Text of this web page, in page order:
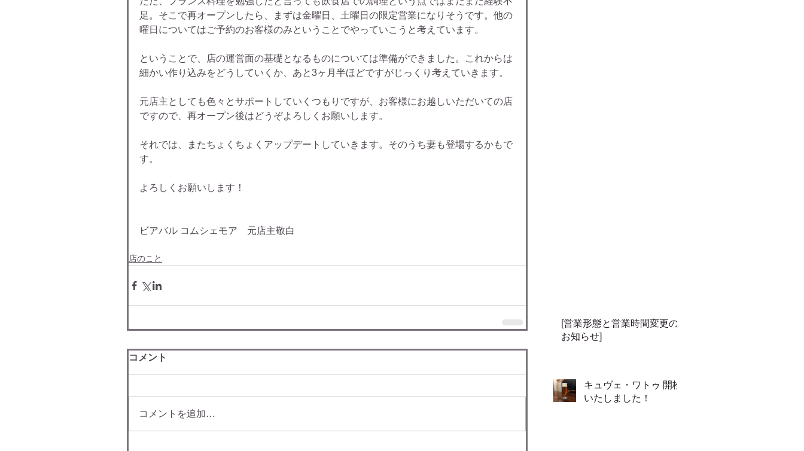
足。そこで再オープンしたら、まずは金曜日、土曜日の限定営業になりそうです。他の
曜日についてはご予約のお客様のみということでやっていこうと考えています。
ということで、店の運営面の基礎となるものについては準備ができました。これからは
細かい作り込みをどうしていくか、あと3ヶ月半ほどですがじっくり考えていきます。
元店主としても色々とサポートしていくつもりですが、お客様にお越しいただいての店
ですので、再オープン後はどうぞよろしくお願いします。
それでは、またちょくちょくアップデートしていきます。そのうち妻も登場するかもで
す。
よろしくお願いします！
ビアバル コムシェモア　元店主敬白
店のこと
コメント
コメントを追加…
[営業形態と営業時間変更の
お知らせ]
キュヴェ・ワトゥ 開栓
いたしました！